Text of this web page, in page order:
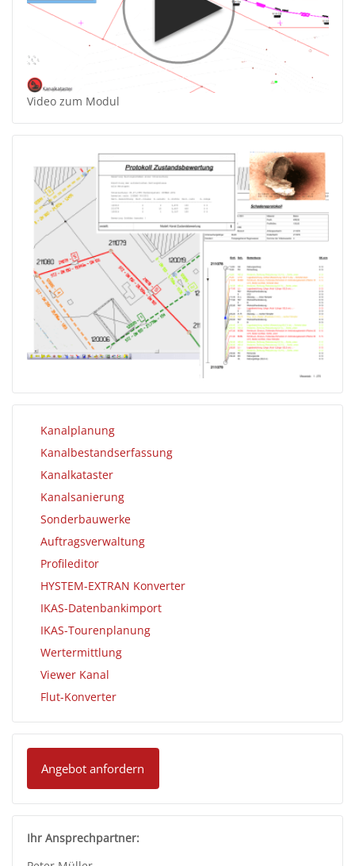
Video zum Modul
Kanalplanung
Kanalbestandserfassung
Kanalkataster
Kanalsanierung
Sonderbauwerke
Auftragsverwaltung
Profileditor
HYSTEM-EXTRAN Konverter
IKAS-Datenbankimport
IKAS-Tourenplanung
Wertermittlung
Viewer Kanal
Flut-Konverter
Angebot anfordern
Ihr Ansprechpartner: